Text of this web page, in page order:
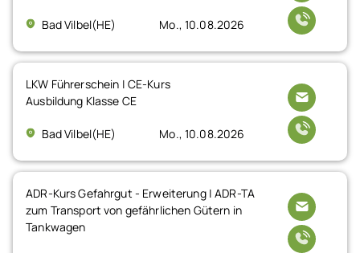
Bad Vilbel(HE) Mo., 10.08.2026
LKW Führerschein | CE-Kurs
Ausbildung Klasse CE
Bad Vilbel(HE) Mo., 10.08.2026
ADR-Kurs Gefahrgut - Erweiterung | ADR-TA
zum Transport von gefährlichen Gütern in
Tankwagen